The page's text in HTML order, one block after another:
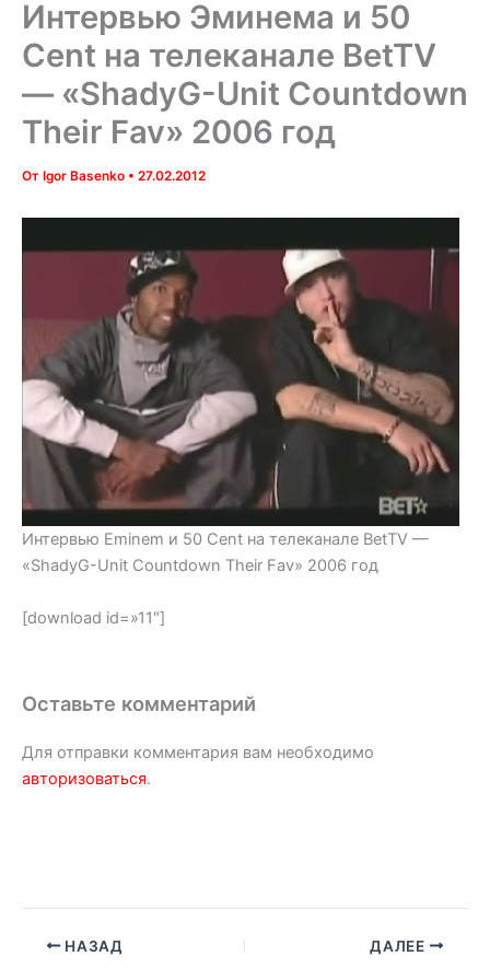
Интервью Эминема и 50
Cent на телеканале BetTV
— «ShadyG-Unit Countdown
Their Fav» 2006 год
От Igor Basenko • 27.02.2012
Интервью Eminem и 50 Cent на телеканале BetTV —
«ShadyG-Unit Countdown Their Fav» 2006 год
[download id=»11″]
Оставьте комментарий
Для отправки комментария вам необходимо
авторизоваться.
НАЗАД ДАЛЕЕ